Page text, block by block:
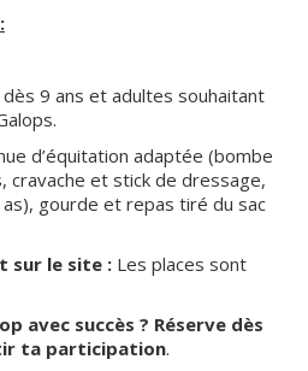
dès 9 ans et adultes souhaitant
d’équitation adaptée (bombe
cravache et stick de dressage,
gourde et repas tiré du sac
sur le site : Les places sont
avec succès ? Réserve dès
ta participation.